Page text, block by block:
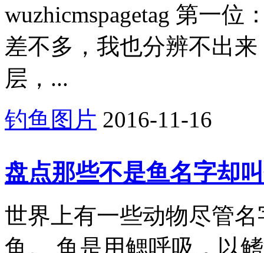
wuzhicmspagetag 第一
差不多，我也分辨不出
层，...
钓鱼图片 2016-11-16
盘点那些不是鱼名字却
世界上有一些动物尽管
鱼。 鱼是用鳃呼吸，以